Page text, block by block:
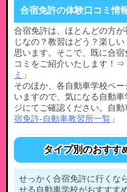
合宿免許の体験口コミ情
合宿免許は、ほとんどの方
じなの？教習はどう？楽し
思います。そこで、既に合
コミをご紹介いたします！⇒
ミ 」
そのほか、各自動車学校ペ
いますので、気になる自動
ジにてご確認ください。自
宿免許-自動車教習所一覧 」
タイプ別のおすす
せっかく合宿免許に行くな
せる自動車学校がおすすす